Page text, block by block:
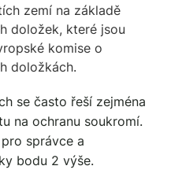
zemí na základě
doložek, které jsou
komise o
doložkách.
se často řeší zejména
na ochranu soukromí.
správce a
bodu 2 výše.